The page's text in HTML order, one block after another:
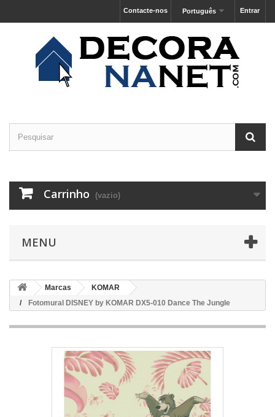
Entrar
Português
Contacte-nos
Carrinho (vazio)
MENU
Marcas
KOMAR
Fotomural DISNEY by KOMAR DX5-010 Dance The Jungle